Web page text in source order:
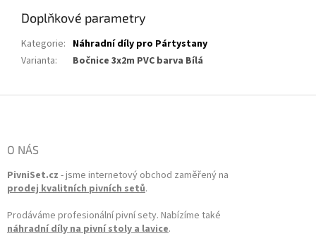
Doplňkové parametry
Kategorie: Náhradní díly pro Pártystany
Varianta: Bočnice 3x2m PVC barva Bílá
O NÁS
PivniSet.cz - jsme internetový obchod zaměřený na
prodej kvalitních pivních setů.
Prodáváme profesionální pivní sety. Nabízíme také
náhradní díly na pivní stoly a lavice.